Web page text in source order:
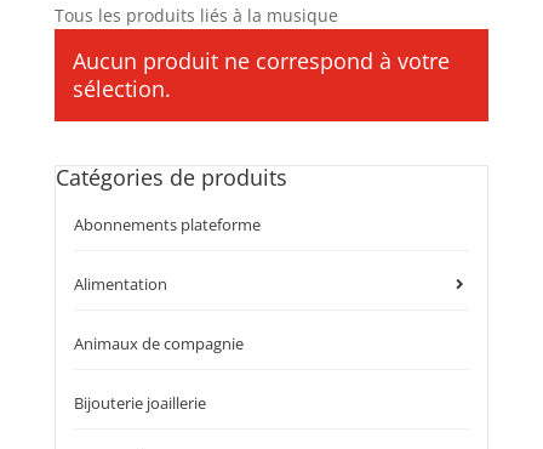
Tous les produits liés à la musique
Aucun produit ne correspond à votre
sélection.
Catégories de produits
Abonnements plateforme
Alimentation
Animaux de compagnie
Bijouterie joaillerie